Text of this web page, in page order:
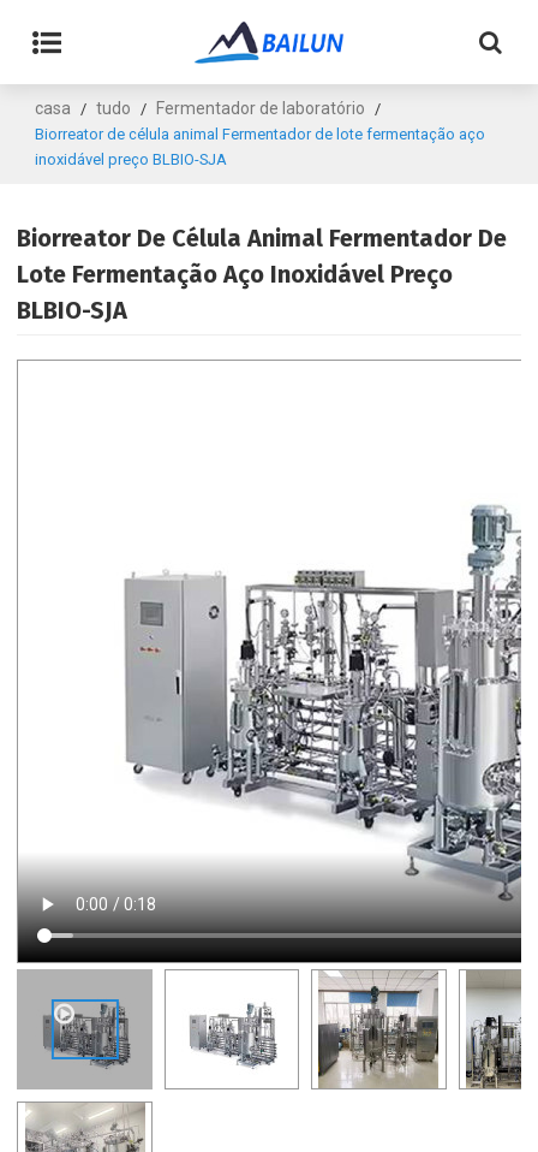
casa / tudo / Fermentador de laboratório /
Biorreator de célula animal Fermentador de lote fermentação aço
inoxidável preço BLBIO-SJA
Biorreator De Célula Animal Fermentador De
Lote Fermentação Aço Inoxidável Preço
BLBIO-SJA